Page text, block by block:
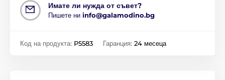
Имате ли нужда от съвет?
Пишете ни info@galamodino.bg
Код на продукта: P5583 Гаранция: 24 месеца